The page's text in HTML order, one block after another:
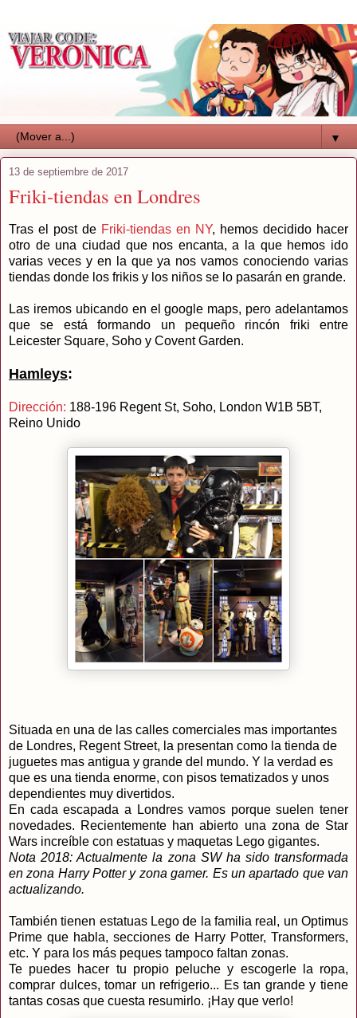
▼
13 de septiembre de 2017
Friki-tiendas en Londres
Tras el post de Friki-tiendas en NY, hemos decidido hacer
otro de una ciudad que nos encanta, a la que hemos ido
varias veces y en la que ya nos vamos conociendo varias
tiendas donde los frikis y los niños se lo pasarán en grande.
Las iremos ubicando en el google maps, pero adelantamos
que se está formando un pequeño rincón friki entre
Leicester Square, Soho y Covent Garden.
Hamleys:
Dirección: 188-196 Regent St, Soho, London W1B 5BT,
Reino Unido
Situada en una de las calles comerciales mas importantes
de Londres, Regent Street, la presentan como la tienda de
juguetes mas antigua y grande del mundo. Y la verdad es
que es una tienda enorme, con pisos tematizados y unos
dependientes muy divertidos.
En cada escapada a Londres vamos porque suelen tener
novedades. Recientemente han abierto una zona de Star
Wars increíble con estatuas y maquetas Lego gigantes.
Nota 2018: Actualmente la zona SW ha sido transformada
en zona Harry Potter y zona gamer. Es un apartado que van
actualizando.
También tienen estatuas Lego de la familia real, un Optimus
Prime que habla, secciones de Harry Potter, Transformers,
etc. Y para los más peques tampoco faltan zonas.
Te puedes hacer tu propio peluche y escogerle la ropa,
comprar dulces, tomar un refrigerio... Es tan grande y tiene
tantas cosas que cuesta resumirlo. ¡Hay que verlo!